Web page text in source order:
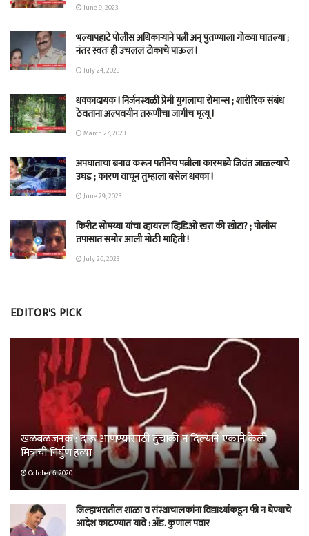
June 9, 2023
भल्यापहाटे पोलीस अधिकाऱ्याने पत्नी अन् पुतण्याला गोळ्या घातल्या ;
नंतर स्वतः ही उचललं टोकाचे पाऊल !
July 24, 2023
धक्कादायक ! निर्जनस्थळी प्रेमी युगलाचा रोमान्स ; शारीरिक संबंध
ठेवताना अल्पवयीन तरूणीचा जागीच मृत्यू !
March 27, 2023
अपघाताचा बनाव करून पतीनेच‎ पत्नीला कारमध्ये जिवंत जाळल्याचे
उघड ; कारण वाचून तुम्हाला बसेल धक्का !
June 29, 2023
किरीट सोमय्या यांचा व्हायरल व्हिडिओ खरा की खोटा? ; पोलीस
तपासात समोर आली मोठी माहिती !
July 26, 2023
EDITOR'S PICK
खळबळजनक : दारू आणण्यासाठी दुचाकी न दिल्याने एकाने केली
मित्राची निर्घुण हत्या
October 6, 2020
जिल्हाभरातील शाळा व संस्थाचालकांना विद्यार्थ्यांकडून फी न घेण्याचे
आदेश काढण्यात यावे : अँड. कुणाल पवार